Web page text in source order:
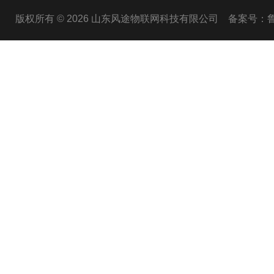
版权所有 © 2026 山东风途物联网科技有限公司 备案号：